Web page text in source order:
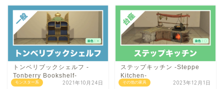
モンスター系
トンベリブックシェルフ -
Tonberry Bookshelf-
2021年10月24日 その他の家具
ステップキッチン -Steppe
Kitchen-
2023年12月1日